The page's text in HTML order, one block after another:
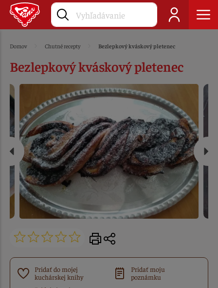
Domov Chutné recepty Bezlepkový kváskový pletenec
Bezlepkový kváskový pletenec
Pridať do mojej
kuchárskej knihy
Pridať moju
poznámku